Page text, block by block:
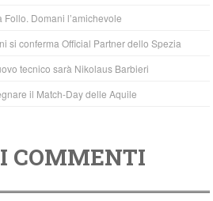
Domani l’amichevole
si conferma Official Partner dello Spezia
tecnico sarà Nikolaus Barbieri
il Match-Day delle Aquile
COMMENTI